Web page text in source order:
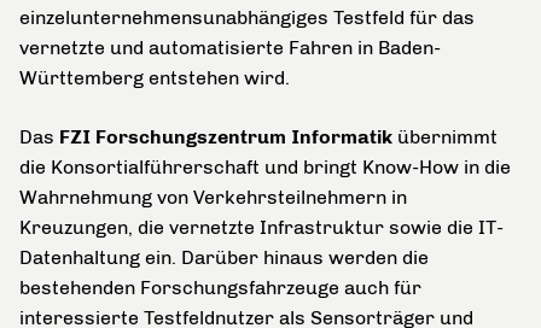
einzelunternehmensunabhängiges Testfeld für das
vernetzte und automatisierte Fahren in Baden-
Württemberg entstehen wird.
Das FZI Forschungszentrum Informatik übernimmt
die Konsortialführerschaft und bringt Know-How in die
Wahrnehmung von Verkehrsteilnehmern in
Kreuzungen, die vernetzte Infrastruktur sowie die IT-
Datenhaltung ein. Darüber hinaus werden die
bestehenden Forschungsfahrzeuge auch für
interessierte Testfeldnutzer als Sensorträger und